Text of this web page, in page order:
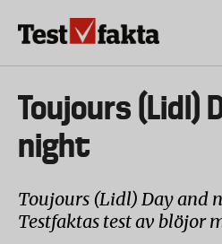
Huvudmeny
ny
TEKNIK
Toujours (Lidl)
night
Toujours (Lidl) Day and
Testfaktas test av blöjor